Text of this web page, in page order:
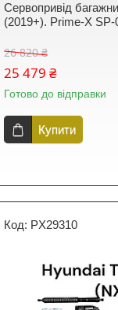
Сервопривід
(2019+). Prime-X SP-
26 820 ₴
25 479 ₴
Готово до відправки
Купити
PX29310